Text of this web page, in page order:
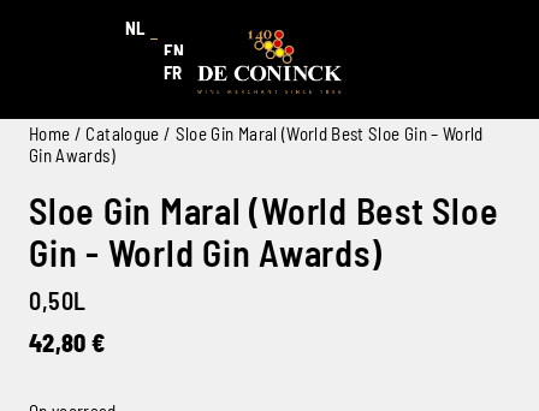
NL
EN
FR
Home / Catalogue / Sloe Gin Maral (World Best Sloe Gin – World
Gin Awards)
Sloe Gin Maral (World Best Sloe
Gin - World Gin Awards)
0,50L
42,80 €